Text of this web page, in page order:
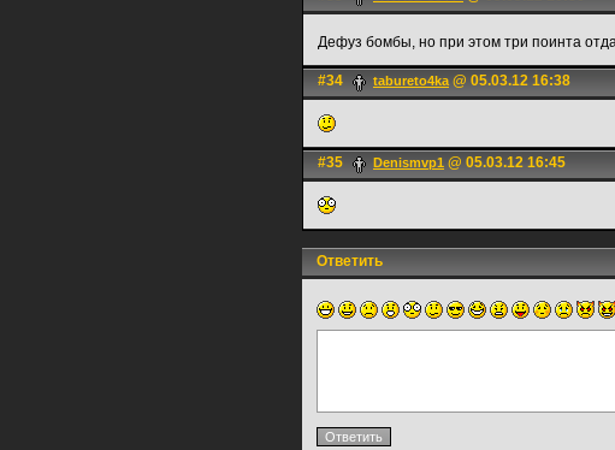
Дефуз бомбы, но при этом три поинта
#34 tabureto4ka@ 05.03.12 16:38
#35 Denismvp1 @ 05.03.12 16:45
Ответить